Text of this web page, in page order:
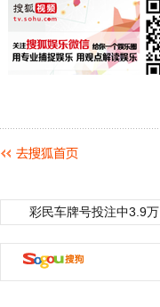
彩民车牌号投注中3.9万